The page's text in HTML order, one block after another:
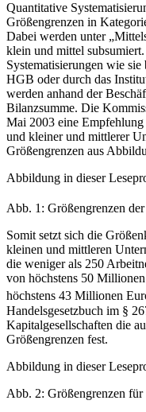
Quantitative
Größengrenzen in
Dabei werden unter
klein und mittel
Systematisierungen wie
HGB oder durch das
werden anhand der
Bilanzsumme. Die
Mai 2003 eine
und kleiner und mittlerer
Größengrenzen aus
Abbildung in dieser
Abb. 1: Größengrenzen
Somit setzt sich die
kleinen und mittleren
die weniger als 250
von höchstens 50
höchstens 43 Millionen
Handels­gesetzbuch im §
Kapitalgesellschaften die
Größengrenzen fest.
Abbildung in dieser
Abb. 2: Größengrenzen